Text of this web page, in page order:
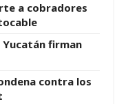
a cobradores
firman
contra los